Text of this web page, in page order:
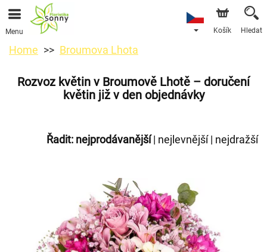
Menu Košík Hledat
Home Broumova Lhota
Rozvoz květin v Broumově Lhotě – doručení
květin již v den objednávky
Řadit: nejprodávanější| nejlevnější| nejdražší